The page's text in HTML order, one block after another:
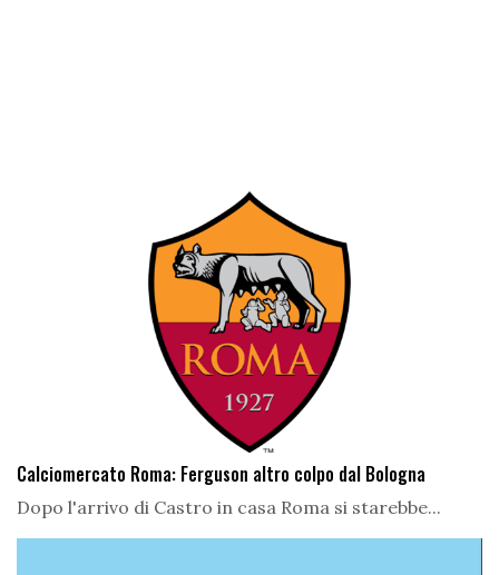
Calciomercato Roma: Ferguson altro colpo dal Bologna
Dopo l'arrivo di Castro in casa Roma si starebbe...